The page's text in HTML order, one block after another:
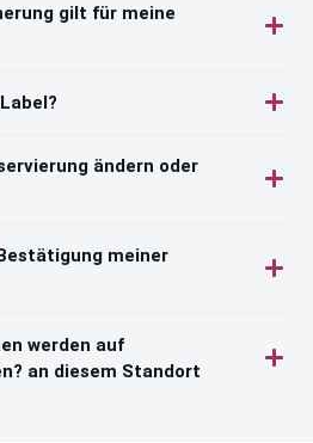
gilt für meine
ändern oder
meiner
werden auf
an diesem Standort